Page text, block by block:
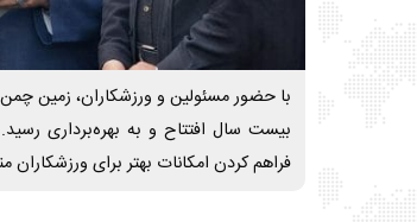
با حضور مسئولین و ورزشکاران، زمین
بیست سال افتتاح و به بهره‌برداری
فراهم کردن امکانات بهتر برای